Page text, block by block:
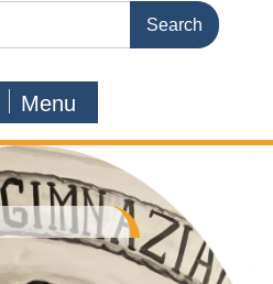
Menu